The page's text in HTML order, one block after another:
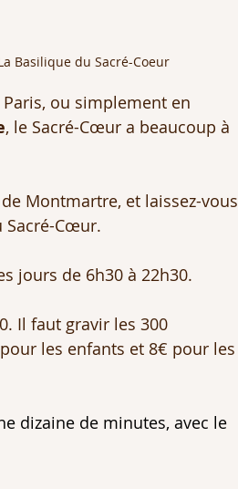
Basilique du Sacré-Coeur
Paris, ou simplement en
, le Sacré-Cœur a beaucoup à
Montmartre, et laissez-vous
Sacré-Cœur.
jours de 6h30 à 22h30.
Il faut gravir les 300
les enfants et 8€ pour les
dizaine de minutes, avec le